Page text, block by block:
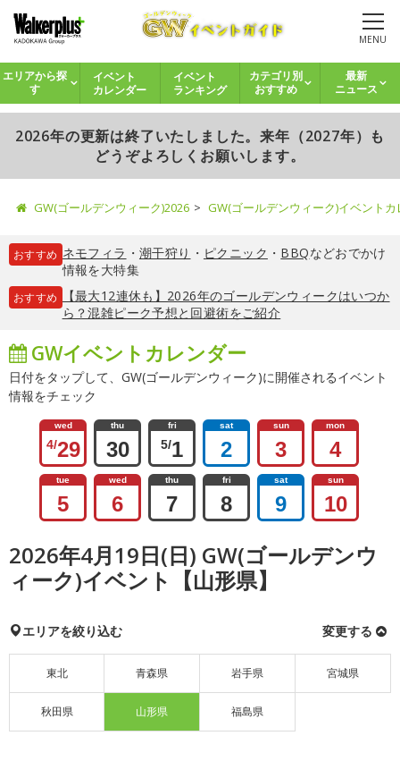
MENU
エリアから探
す
イベント
カレンダー
イベント
ランキング
カテゴリ別
おすすめ
最新
ニュース
2026年の更新は終了いたしました。来年（2027年）も
どうぞよろしくお願いします。
GW(ゴールデンウィーク)2026 GW(ゴールデンウィーク)イベント
おすすめ ネモフィラ ・ 潮干狩り ・ ピクニック ・ BBQなどおでかけ
情報を大特集
おすすめ
【最大12連休も】2026年のゴールデンウィークはいつか
ら？混雑ピーク予想と回避術をご紹介
GWイベントカレンダー
日付をタップして、GW(ゴールデンウィーク)に開催されるイベント
情報をチェック
wed
4/29
thu
30
fri
5/1
sat
2
sun
3
mon
4
tue
5
wed
6
thu
7
fri
8
sat
9
sun
10
2026年4月19日(日) GW(ゴールデンウ
ィーク)イベント【山形県】
エリアを絞り込む 変更する
東北 青森県 岩手県 宮城県
秋田県 山形県 福島県